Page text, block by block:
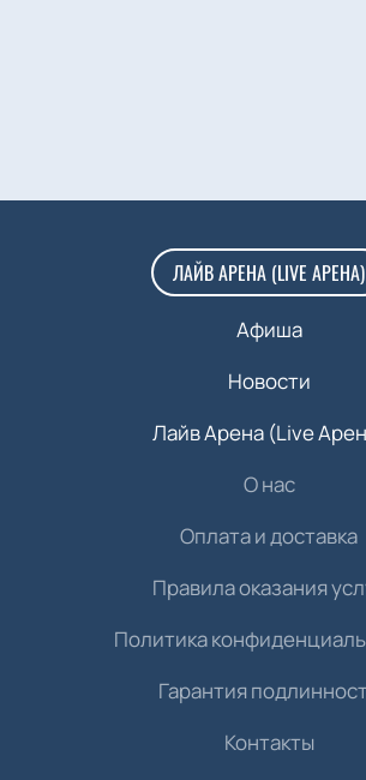
ЛАЙВ АРЕНА (LIVE АРЕНА)
Афиша
Новости
Лайв Арена (Live
О нас
Оплата и доставка
Правила оказания
Политика
Гарантия
Контакты